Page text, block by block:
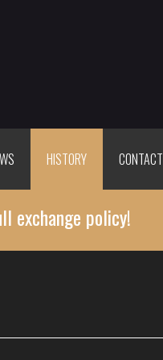
HISTORY CONTACT
exchange policy!